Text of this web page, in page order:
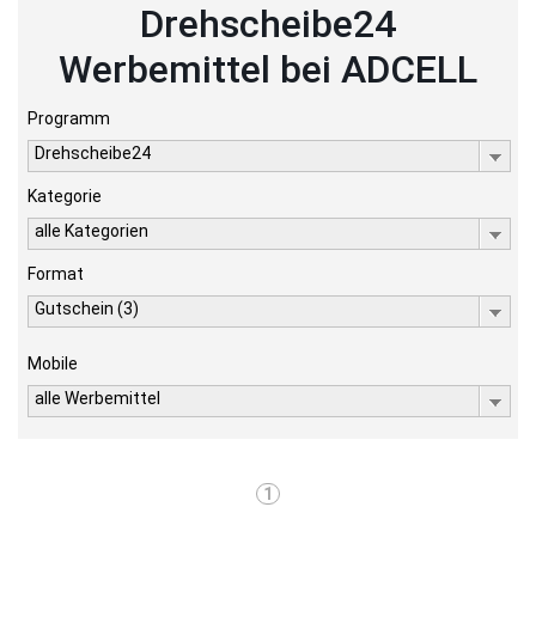
Drehscheibe24
Werbemittel bei ADCELL
Programm
Drehscheibe24
Kategorie
alle Kategorien
Format
Gutschein (3)
Mobile
alle Werbemittel
1